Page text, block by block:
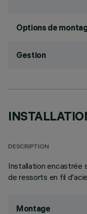
Options de
Gestion
DESCRIPTION
Installation encastrée
de ressorts en fil
Montage